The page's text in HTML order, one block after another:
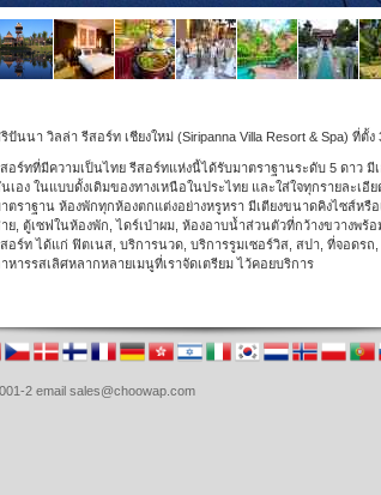
ปันนา วิลล่า รีสอร์ท เชียงใหม่ (Siripanna Villa Resort & Spa) ที่ตั้
อร์ทที่มีความเป็นไทย รีสอร์ทแห่งนี้ได้รับมาตราฐานระดับ 5 ดาว
เอง ในแบบดั้งเดิมของทางเหนือในประไทย และใส่ใจทุกรายละเ
ตราฐาน ห้องพักทุกห้องตกแต่งอย่างหรูหรา มีเตียงขนาดคิงไซส์หรื
ย, ตู้เซฟในห้องพัก, ไดร์เป่าผม, ห้องอาบน้ำส่วนตัวที่กว้างขวางพ
อร์ท ได้แก่ ฟิตเนส, บริการนวด, บริการรูมเซอร์วิส, สปา, ที่จอดร
หารรสเลิศหลากหลายเมนูที่เราจัดเตรียม ไว้คอยบริการ
2 email sales@choowap.com